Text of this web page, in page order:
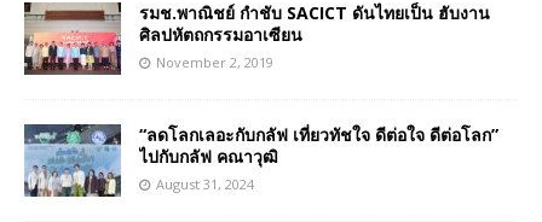
รมช.พาณิชย์ กำชับ SACICT ดันไทยเป็น ฮับงาน
ศิลปหัตถกรรมอาเซียน
November 2, 2019
“ลดโลกเลอะกับกลัฟ เที่ยวทัชใจ ดีต่อใจ ดีต่อโลก”
ไปกับกลัฟ คณาวุฒิ
August 31, 2024